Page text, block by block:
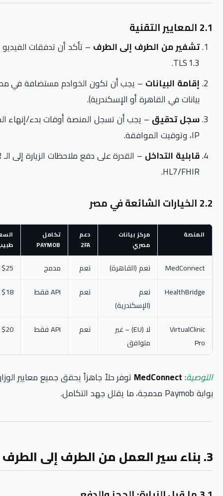
الطرف إلى الطرف– تأكد أن تدفقات الفيديو مشفرة بـ
– يجب أن تكون الخوادم مستضافة في مصر (مثلاً مراكز
القاهرة أو الإسكندرية).
– يجب أن تسجل المنصة أوقات بدء/إنهاء الجلسة، عناوين
– القدرة على دفع ملاحظات الزيارة إلى الـ EMR عبر
مركز بيانات
دعم
2FA
تكامل
PAYMOB
السعر (لكل
طبيب/شهر)
نعم (القاهرة) نعم
$25
نعم
$18
لا (EU) – غير
متوافق
نعم $20
توفر حلاً جاهزاً يحقق جميع معايير الوزارة ويشمل